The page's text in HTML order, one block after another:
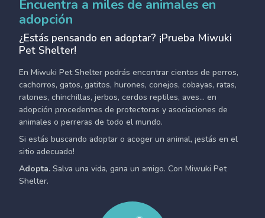
Encuentra a miles de animales en
adopción
¿Estás pensando en adoptar? ¡Prueba Miwuki
Pet Shelter!
En Miwuki Pet Shelter podrás encontrar cientos de perros,
cachorros, gatos, gatitos, hurones, conejos, cobayas, ratas,
ratones, chinchillas, jerbos, cerdos reptiles, aves... en
adopción procedentes de protectoras y asociaciones de
animales o perreras de todo el mundo.
Si estás buscando adoptar o acoger un animal, ¡estás en el
sitio adecuado!
Adopta. Salva una vida, gana un amigo. Con Miwuki Pet
Shelter.